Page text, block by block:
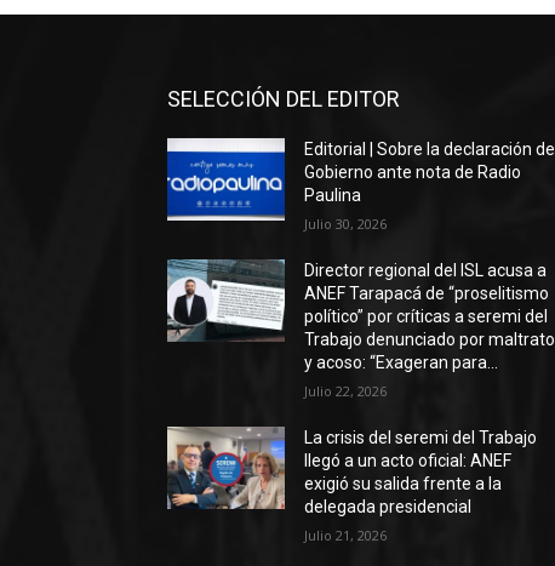
SELECCIÓN DEL EDITOR
Editorial | Sobre la declaración del
Gobierno ante nota de Radio
Paulina
Julio 30, 2026
Director regional del ISL acusa a
ANEF Tarapacá de “proselitismo
político” por críticas a seremi del
Trabajo denunciado por maltrato
y acoso: “Exageran para...
Julio 22, 2026
La crisis del seremi del Trabajo
llegó a un acto oficial: ANEF
exigió su salida frente a la
delegada presidencial
Julio 21, 2026